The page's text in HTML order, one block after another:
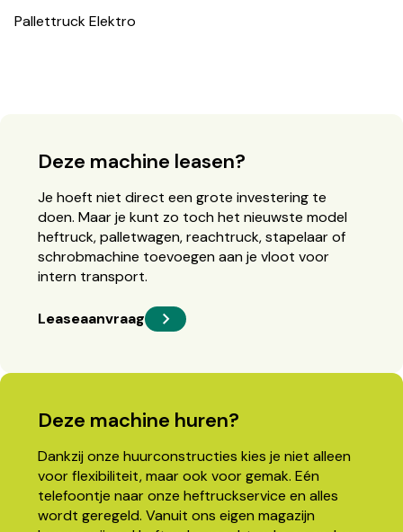
Pallettruck Elektro
Deze machine leasen?
Je hoeft niet direct een grote investering te
doen. Maar je kunt zo toch het nieuwste model
heftruck, palletwagen, reachtruck, stapelaar of
schrobmachine toevoegen aan je vloot voor
intern transport.
Leaseaanvraag
Deze machine huren?
Dankzij onze huurconstructies kies je niet alleen
voor flexibiliteit, maar ook voor gemak. Eén
telefoontje naar onze heftruckservice en alles
wordt geregeld. Vanuit ons eigen magazijn